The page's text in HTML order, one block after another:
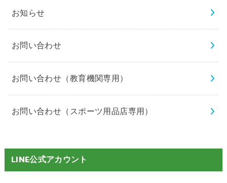
お知らせ
お問い合わせ
お問い合わせ（教育機関専用）
お問い合わせ（スポーツ用品店専用）
LINE公式アカウント